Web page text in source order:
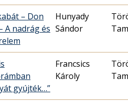
– Don
A nadrág és
Hunyady
Sándor
gyújték…”
Francsics
Károly